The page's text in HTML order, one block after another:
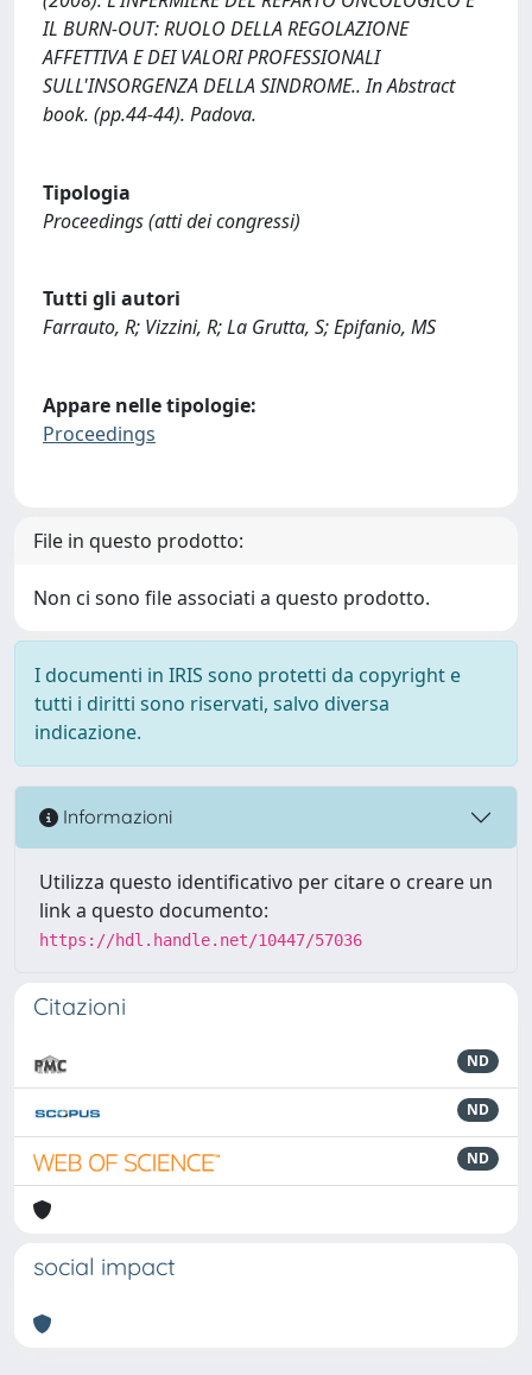
IL BURN-OUT: RUOLO DELLA REGOLAZIONE
AFFETTIVA E DEI VALORI PROFESSIONALI
SULL'INSORGENZA DELLA SINDROME.. In Abstract
book. (pp.44-44). Padova.
Tipologia
Proceedings (atti dei congressi)
Tutti gli autori
Farrauto, R; Vizzini, R; La Grutta, S; Epifanio, MS
Appare nelle tipologie:
Proceedings
File in questo prodotto:
Non ci sono file associati a questo prodotto.
I documenti in IRIS sono protetti da copyright e
tutti i diritti sono riservati, salvo diversa
indicazione.
Informazioni
Utilizza questo identificativo per citare o creare un
link a questo documento:
https://hdl.handle.net/10447/57036
Citazioni
ND
ND
ND
social impact